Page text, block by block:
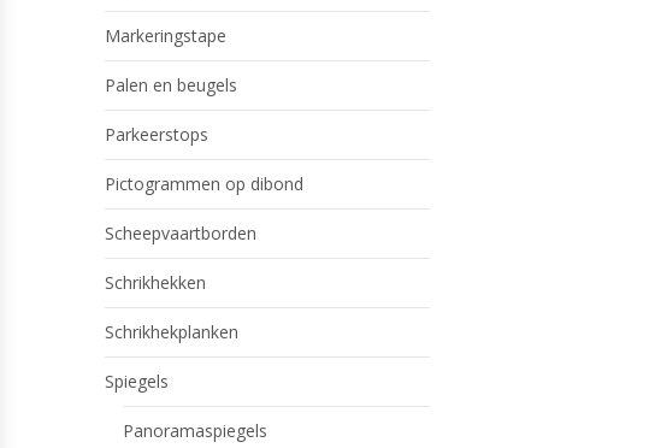
Markeringstape
Palen en beugels
Parkeerstops
Pictogrammen op dibond
Scheepvaartborden
Schrikhekken
Schrikhekplanken
Spiegels
Panoramaspiegels